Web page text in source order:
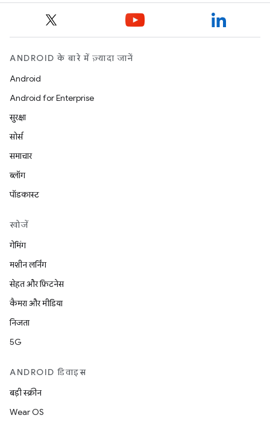
ANDROID के बारे में ज़्यादा जानें
Android
Android for Enterprise
सुरक्षा
सोर्स
समाचार
ब्लॉग
पॉडकास्ट
खोजें
गेमिंग
मशीन लर्निंग
सेहत और फ़िटनेस
कैमरा और मीडिया
निजता
5G
ANDROID डिवाइस
बड़ी स्क्रीन
Wear OS